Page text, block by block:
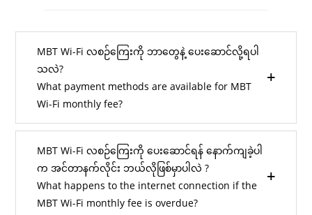
MBT Wi-Fi လစဉ်ကြေးကို ဘာတွေနဲ့ ပေးဆောင်လို့ရပါ
သလဲ?
What payment methods are available for MBT
Wi-Fi monthly fee?
MBT Wi-Fi လစဉ်ကြေးကို ပေးဆောင်ရန် နောက်ကျခဲ့ပါ
က အင်တာနက်လိုင်း ဘယ်လိုဖြစ်မှာပါလဲ ?
What happens to the internet connection if the
MBT Wi-Fi monthly fee is overdue?